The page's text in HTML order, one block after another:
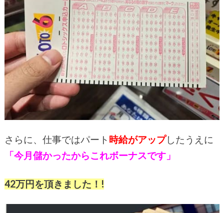
さらに、仕事ではパート 時給がアップしたうえに
「今月儲かったからこれボーナスです」
42万円を頂きました！!